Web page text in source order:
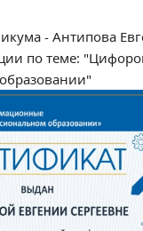
- Антипова
по теме: